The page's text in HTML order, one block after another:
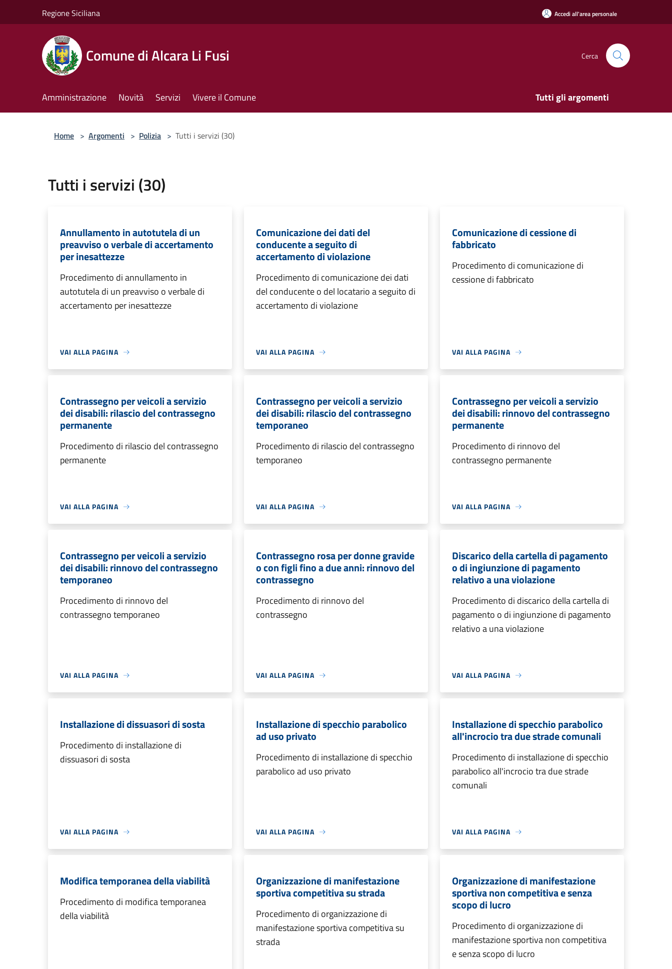
Regione Siciliana Accedi all'area personale
Comune di Alcara Li Fusi Cerca
Amministrazione Novità Servizi Vivere il Comune Tutti gli argomenti
Home > Argomenti > Polizia > Tutti i servizi (30)
Tutti i servizi (30)
Annullamento in autotutela di un
preavviso o verbale di accertamento
per inesattezze
Procedimento di annullamento in
autotutela di un preavviso o verbale di
accertamento per inesattezze
VAI ALLA PAGINA
Comunicazione dei dati del
conducente a seguito di
accertamento di violazione
Procedimento di comunicazione dei dati
del conducente o del locatario a seguito di
accertamento di violazione
VAI ALLA PAGINA
Comunicazione di cessione di
fabbricato
Procedimento di comunicazione di
cessione di fabbricato
VAI ALLA PAGINA
Contrassegno per veicoli a servizio
dei disabili: rilascio del contrassegno
permanente
Procedimento di rilascio del contrassegno
permanente
VAI ALLA PAGINA
Contrassegno per veicoli a servizio
dei disabili: rilascio del contrassegno
temporaneo
Procedimento di rilascio del contrassegno
temporaneo
VAI ALLA PAGINA
Contrassegno per veicoli a servizio
dei disabili: rinnovo del contrassegno
permanente
Procedimento di rinnovo del
contrassegno permanente
VAI ALLA PAGINA
Contrassegno per veicoli a servizio
dei disabili: rinnovo del contrassegno
temporaneo
Procedimento di rinnovo del
contrassegno temporaneo
VAI ALLA PAGINA
Contrassegno rosa per donne gravide
o con figli fino a due anni: rinnovo del
contrassegno
Procedimento di rinnovo del
contrassegno
VAI ALLA PAGINA
Discarico della cartella di pagamento
o di ingiunzione di pagamento
relativo a una violazione
Procedimento di discarico della cartella di
pagamento o di ingiunzione di pagamento
relativo a una violazione
VAI ALLA PAGINA
Installazione di dissuasori di sosta
Procedimento di installazione di
dissuasori di sosta
VAI ALLA PAGINA
Installazione di specchio parabolico
ad uso privato
Procedimento di installazione di specchio
parabolico ad uso privato
VAI ALLA PAGINA
Installazione di specchio parabolico
all'incrocio tra due strade comunali
Procedimento di installazione di specchio
parabolico all'incrocio tra due strade
comunali
VAI ALLA PAGINA
Modifica temporanea della viabilità
Procedimento di modifica temporanea
della viabilità
Organizzazione di manifestazione
sportiva competitiva su strada
Procedimento di organizzazione di
manifestazione sportiva competitiva su
strada
Organizzazione di manifestazione
sportiva non competitiva e senza
scopo di lucro
Procedimento di organizzazione di
manifestazione sportiva non competitiva
e senza scopo di lucro